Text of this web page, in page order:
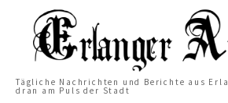
Tägliche Nachrichten und Berichte aus
dran am Puls der Stadt